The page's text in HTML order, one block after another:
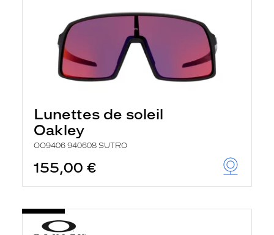
Lunettes de soleil
Oakley
OO9406 940608 SUTRO
155,00 €